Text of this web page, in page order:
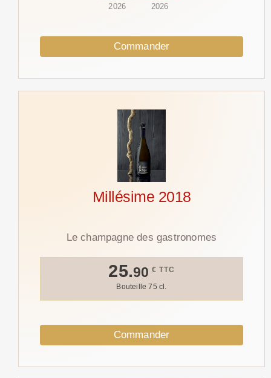
2026 2026
Commander
Millésime 2018
Le champagne des gastronomes
25.90 € TTC
Bouteille 75 cl.
Commander